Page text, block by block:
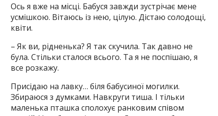
Ось я вже на місці. Бабуся завжди зустрічає мене
усмішкою. Вітаюсь із нею, цілую. Дістаю солодощі,
квіти.
– Як ви, рідненька? Я так скучила. Так давно не
була. Стільки сталося всього. Та я не поспішаю, я
все розкажу.
Присідаю на лавку… біля бабусиної могилки.
Збираюся з думками. Навкруги тиша. І тільки
маленька пташка сполохує ранковим співом